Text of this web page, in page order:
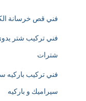
فني قص خرسانة الكويت 65932555 مقاول
شترات
سيراميك و باركيه